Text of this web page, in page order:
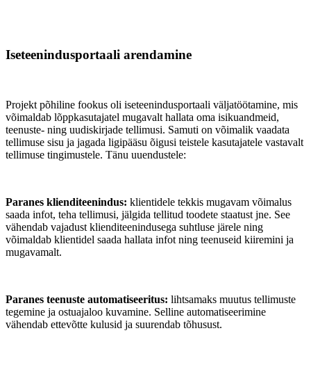
Iseteenindusportaali arendamine
Projekt põhiline fookus oli iseteenindusportaali väljatöötamine, mis
võimaldab lõppkasutajatel mugavalt hallata oma isikuandmeid,
teenuste- ning uudiskirjade tellimusi. Samuti on võimalik vaadata
tellimuse sisu ja jagada ligipääsu õigusi teistele kasutajatele vastavalt
tellimuse tingimustele. Tänu uuendustele:
Paranes klienditeenindus: klientidele tekkis mugavam võimalus
saada infot, teha tellimusi, jälgida tellitud toodete staatust jne. See
vähendab vajadust klienditeenindusega suhtluse järele ning
võimaldab klientidel saada hallata infot ning teenuseid kiiremini ja
mugavamalt.
Paranes teenuste automatiseeritus: lihtsamaks muutus tellimuste
tegemine ja ostuajaloo kuvamine. Selline automatiseerimine
vähendab ettevõtte kulusid ja suurendab tõhusust.